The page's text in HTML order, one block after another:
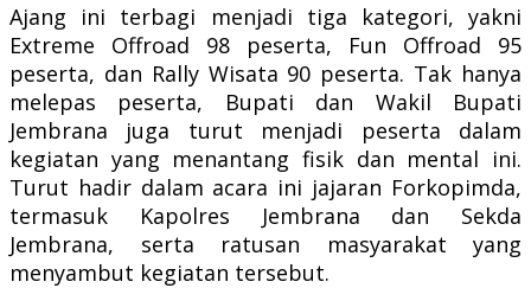
Ajang ini terbagi menjadi tiga kategori, yakni
Extreme Offroad 98 peserta, Fun Offroad 95
peserta, dan Rally Wisata 90 peserta. Tak hanya
melepas peserta, Bupati dan Wakil Bupati
Jembrana juga turut menjadi peserta dalam
kegiatan yang menantang fisik dan mental ini.
Turut hadir dalam acara ini jajaran Forkopimda,
termasuk Kapolres Jembrana dan Sekda
Jembrana, serta ratusan masyarakat yang
menyambut kegiatan tersebut.